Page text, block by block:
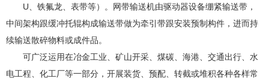
U、铁氟龙、表带等）。网带输送机由驱动器设备绷紧输送带，
中间架构跟缓冲托辊构成输送带做为牵引带跟安装预制构件，进而持
续输送散碎物料或成件品。
可广泛运用在冶金工业、矿山开采、煤碳、海港、交通出行、水
电工程、化工厂等一部分，开展装货、预配、转截或堆积各种各样常